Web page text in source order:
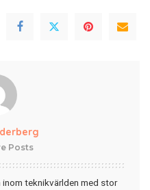
Posts
inom teknikvärlden med stor